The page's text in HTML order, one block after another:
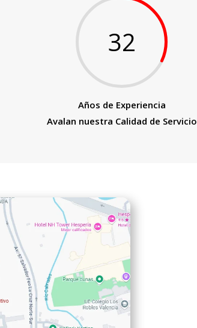
32
Años de Experiencia
Avalan nuestra Calidad de Servicio